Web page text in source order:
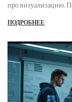
про визуализацию.
ПОДРОБНЕЕ